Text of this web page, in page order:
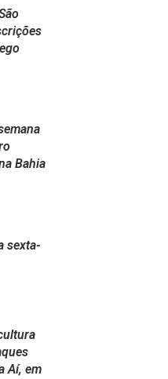
Bahia
sexta-
Aí, em